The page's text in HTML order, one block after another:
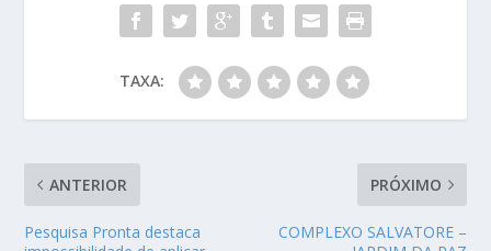
TAXA:
ANTERIOR
Pesquisa Pronta destaca
PRÓXIMO
COMPLEXO SALVATORE –